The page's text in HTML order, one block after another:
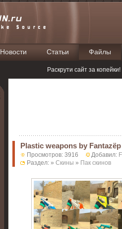
Новости Статьи Файлы
Раскрути сайт за
Plastic weapons by
Просмотров: 3916 Добавил:
Раздел: » Скины » Пак скинов